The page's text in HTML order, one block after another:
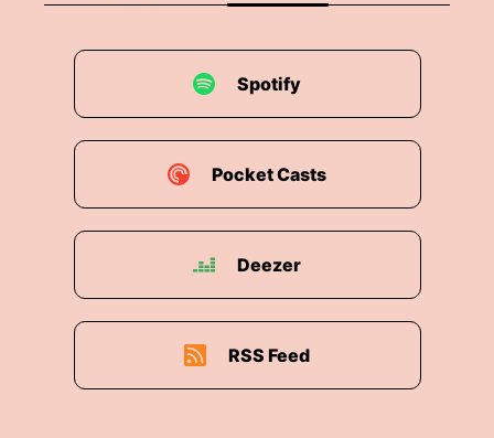
Spotify
Pocket Casts
Deezer
RSS Feed